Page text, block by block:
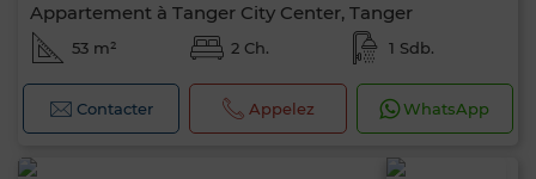
Appartement à Tanger City Center, Tanger
53 m² 2 Ch. 1 Sdb.
Contacter Appelez WhatsApp